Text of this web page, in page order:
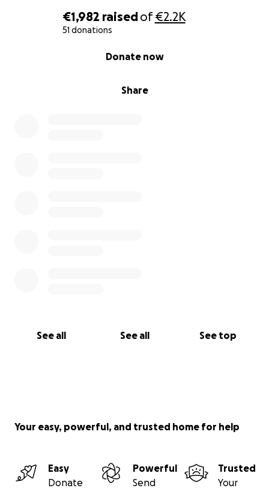
€1,982 raisedof€2.2K
51 donations
Share
Donate now
See all See all See top
Your easy, powerful, and trusted home for help
Easy
Donate
Powerful
Send
Trusted
Your